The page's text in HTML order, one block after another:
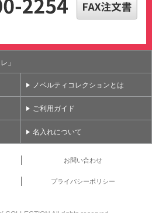
」
ノベルティコレクションとは
ご利用ガイド
名入れについて
お問い合わせ
プライバシーポリシー